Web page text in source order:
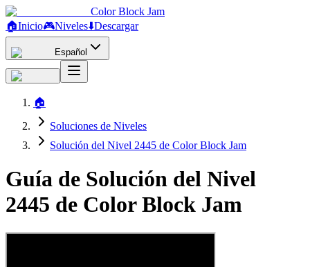
Color Block Jam
🏠Inicio🎮Niveles⬇️Descargar
Español
🏠
Soluciones de Niveles
Solución del Nivel 2445 de Color Block Jam
Guía de Solución del Nivel
2445 de Color Block Jam